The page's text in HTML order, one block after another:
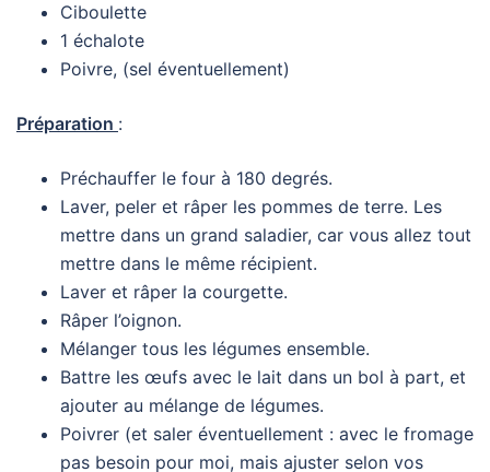
Ciboulette
1 échalote
Poivre, (sel éventuellement)
Préparation :
Préchauffer le four à 180 degrés.
Laver, peler et râper les pommes de terre. Les
mettre dans un grand saladier, car vous allez tout
mettre dans le même récipient.
Laver et râper la courgette.
Râper l’oignon.
Mélanger tous les légumes ensemble.
Battre les œufs avec le lait dans un bol à part, et
ajouter au mélange de légumes.
Poivrer (et saler éventuellement : avec le fromage
pas besoin pour moi, mais ajuster selon vos